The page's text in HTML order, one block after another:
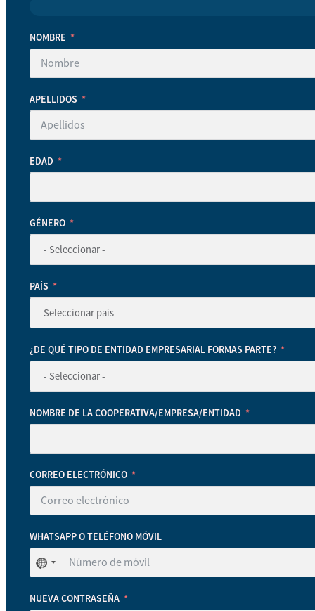
NOMBRE
APELLIDOS
EDAD
GÉNERO
PAÍS
¿DE QUÉ TIPO DE ENTIDAD EMPRESARIAL FORMAS PARTE?
NOMBRE DE LA COOPERATIVA/EMPRESA/ENTIDAD
CORREO ELECTRÓNICO
WHATSAPP O TELÉFONO MÓVIL
No
se
ha
seleccionado
NUEVA CONTRASEÑA